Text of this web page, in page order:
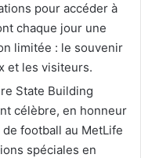
pour accéder à
chaque jour une
limitée : le souvenir
et les visiteurs.
State Building
célèbre, en honneur
football au MetLife
spéciales en